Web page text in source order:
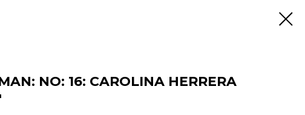
NO: 16: CAROLINA HERRERA